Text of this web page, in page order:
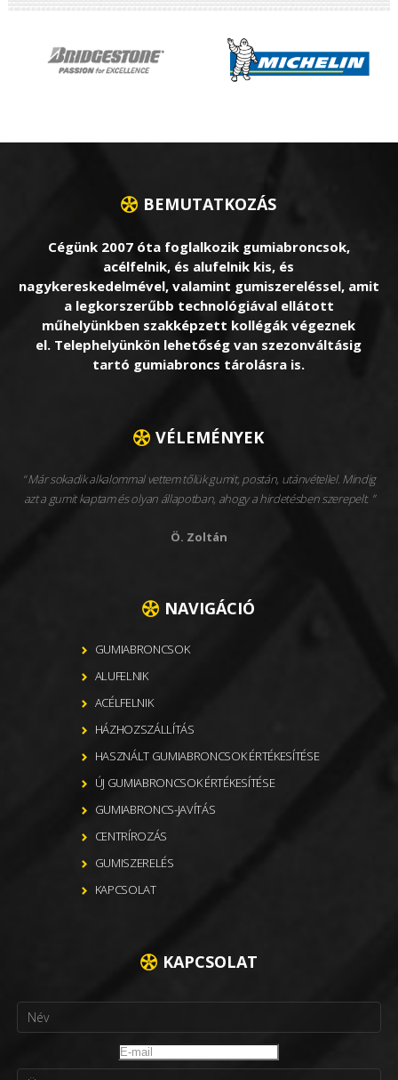
BEMUTATKOZÁS
Cégünk 2007 óta foglalkozik gumiabroncsok,
acélfelnik, és alufelnik kis, és
nagykereskedelmével, valamint gumiszereléssel, amit
a legkorszerűbb technológiával ellátott
műhelyünkben szakképzett kollégák végeznek
el. Telephelyünkön lehetőség van szezonváltásig
tartó gumiabroncs tárolásra is.
VÉLEMÉNYEK
Már sokadik alkalommal vettem tőlük gumit, postán, utánvétellel. Mindig
azt a gumit kaptam és olyan állapotban, ahogy a hirdetésben szerepelt.
Ö. Zoltán
NAVIGÁCIÓ
GUMIABRONCSOK
ALUFELNIK
ACÉLFELNIK
HÁZHOZSZÁLLÍTÁS
HASZNÁLT GUMIABRONCSOK ÉRTÉKESÍTÉSE
ÚJ GUMIABRONCSOK ÉRTÉKESÍTÉSE
GUMIABRONCS-JAVÍTÁS
CENTRÍROZÁS
GUMISZERELÉS
KAPCSOLAT
KAPCSOLAT